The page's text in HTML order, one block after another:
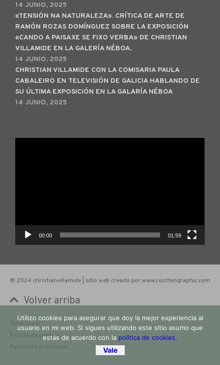
14 JUNIO, 2025
«TENSIÓN NA NATURALEZA». CRÍTICA DE ARTE DE
RAMÓN ROZAS DOMÍNGUEZ SOBRE LA EXPOSICIÓN
«CANDO A PAISAXE SE FIXO VERBA» DE CHRISTIAN
VILLAMIDE EN LA GALERÍA NÉBOA,
14 JUNIO, 2025
CHRISTIAN VILLAMIDE CON LA COMISARIA PAULA
CABALEIRO EN TELEVISIÓN DE GALICIA HABLANDO DE
SU ÚLTIMA EXPOSICIÓN EN LA GALARÍA NÉBOA
14 JUNIO, 2025
00:00 01:59
© 2024 christianvillamide | sitio web creado por www.roottengraphic.com
Volver arriba
Aviso Legal
Política de cookies
Utilizo cookies para asegurar que doy la mejor experiencia al
usuario en mi web. Si sigues utilizando este sitio asumo que
estás de acuerdo con la política de cookies.
Vale